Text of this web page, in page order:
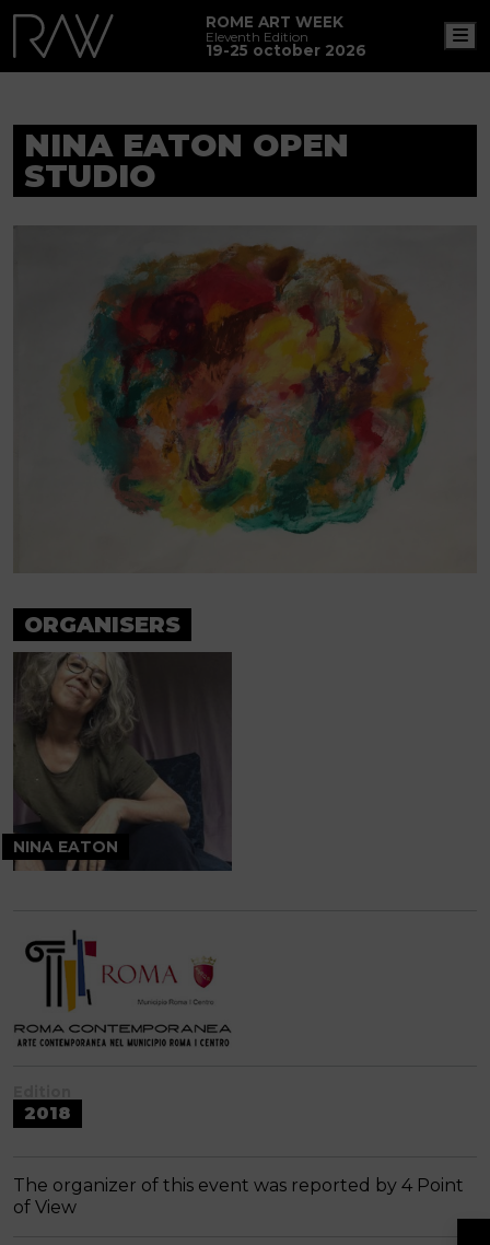
ROME ART WEEK
Eleventh Edition
19-25 october 2026
NINA EATON OPEN
STUDIO
ORGANISERS
NINA EATON
2018
The organizer of this event was reported by 4 Point
of View